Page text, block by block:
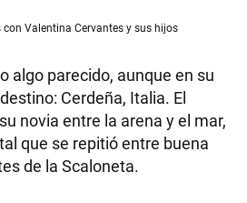
Valentina Cervantes y sus hijos
algo parecido, aunque en su
Cerdeña, Italia. El
novia entre la arena y el mar,
que se repitió entre buena
de la Scaloneta.